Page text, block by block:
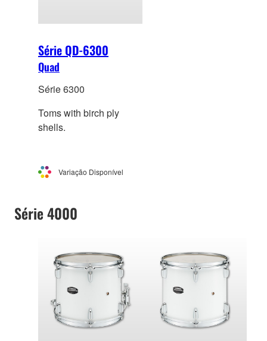
Série QD-6300
Quad
Série 6300
Toms with birch ply
shells.
Variação Disponível
Série 4000